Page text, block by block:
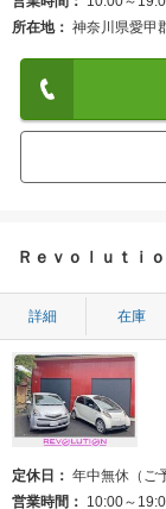
所在地
神奈川県愛甲
Ｒｅｖｏｌｕｔｉ
詳細 在庫
定休日
年中無休（ご
営業時間
10:00～